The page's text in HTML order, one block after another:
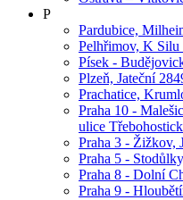
P
Pardubice,
Pelhřimov, K Silu
Písek -
Plzeň, Jateční
Prachatice,
Praha 10 -
ulice
Praha 3 - Žižkov,
Praha 5 -
Praha 8 - Dolní
Praha 9 -